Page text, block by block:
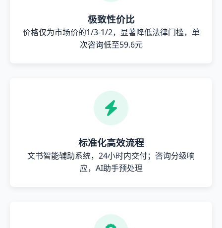
极致性价比
价格仅为市场价的1/3-1/2，显著降低法律门槛，单
次咨询低至59.6元
标准化高效流程
文书智能辅助系统，24小时内交付；咨询分级响
应，AI助手预处理